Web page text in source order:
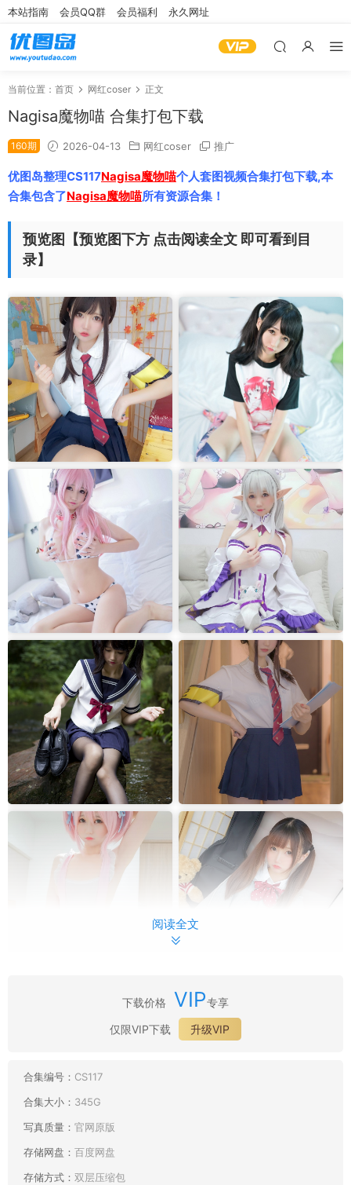
本站指南 会员QQ群 会员福利 永久网址
当前位置： 首页 网红coser 正文
Nagisa魔物喵 合集打包下载
160期 2026-04-13 网红coser 推广
优图岛整理CS117Nagisa魔物喵个人套图视频合集打包下载,本
合集包含了Nagisa魔物喵所有资源合集！
预览图【预览图下方 点击阅读全文 即可看到目
录】
阅读全文
下载价格 VIP专享
仅限VIP下载
升级VIP
合集编号： CS117
合集大小： 345G
写真质量： 官网原版
存储网盘： 百度网盘
存储方式： 双层压缩包